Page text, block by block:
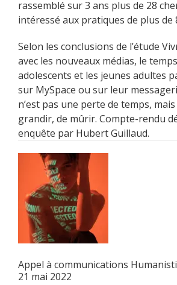
rassemblé sur 3 ans plus de 28
intéressé aux pratiques de plus de
Selon les conclusions de l’étude
avec les nouveaux médias, le
adolescents et les jeunes adultes
sur MySpace ou sur leur
n’est pas une perte de temps,
grandir, de mûrir. Compte-rendu
enquête par Hubert Guillaud.
Appel à communications
21 mai 2022